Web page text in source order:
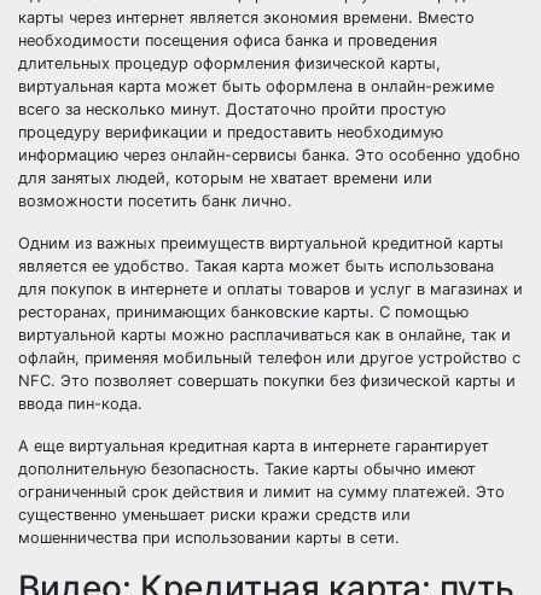
карты через интернет является экономия времени. Вместо
необходимости посещения офиса банка и проведения
длительных процедур оформления физической карты,
виртуальная карта может быть оформлена в онлайн-режиме
всего за несколько минут. Достаточно пройти простую
процедуру верификации и предоставить необходимую
информацию через онлайн-сервисы банка. Это особенно удобно
для занятых людей, которым не хватает времени или
возможности посетить банк лично.
Одним из важных преимуществ виртуальной кредитной карты
является ее удобство. Такая карта может быть использована
для покупок в интернете и оплаты товаров и услуг в магазинах и
ресторанах, принимающих банковские карты. С помощью
виртуальной карты можно расплачиваться как в онлайне, так и
офлайн, применяя мобильный телефон или другое устройство с
NFC. Это позволяет совершать покупки без физической карты и
ввода пин-кода.
А еще виртуальная кредитная карта в интернете гарантирует
дополнительную безопасность. Такие карты обычно имеют
ограниченный срок действия и лимит на сумму платежей. Это
существенно уменьшает риски кражи средств или
мошенничества при использовании карты в сети.